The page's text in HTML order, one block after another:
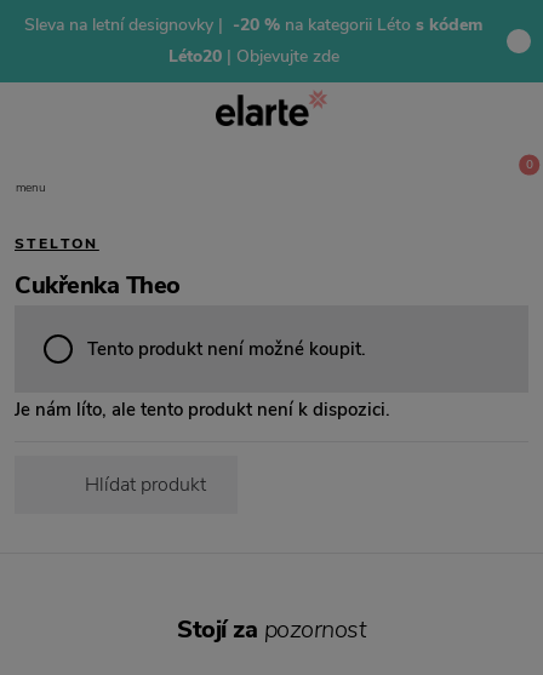
Sleva na letní designovky | -20 % na kategorii Léto s kódem
Léto20 | Objevujte zde
menu
0
STELTON
Cukřenka Theo
Tento produkt není možné koupit.
Je nám líto, ale tento produkt není k dispozici.
Hlídat produkt
Stojí za pozornost